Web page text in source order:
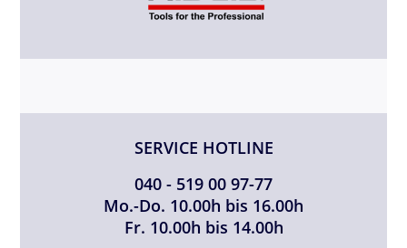
SERVICE HOTLINE
040 - 519 00 97-77
Mo.-Do. 10.00h bis 16.00h
Fr. 10.00h bis 14.00h